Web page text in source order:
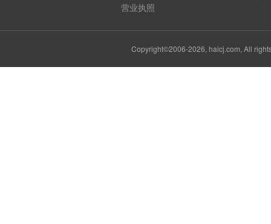
营业执照
Copyright©2006-2026, haicj.com, All